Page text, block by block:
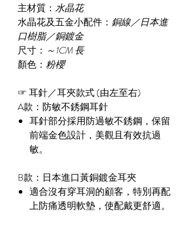
主材質： 水晶花
水晶花及五金小配件： 銅線／日本進
口樹脂／銅鍍金
尺寸： ～1CM 長
顏色： 粉櫻
☞ 耳針／耳夾款式 (由左至右)
A款：防敏不銹鋼耳針
耳針部分採用防過敏不銹鋼，保留
前端金色設計，美觀且有效抗過
敏。
B款：日本進口黃銅鍍金耳夾
適合沒有穿耳洞的顧客，特別再配
上防痛透明軟墊，使配戴更舒適。